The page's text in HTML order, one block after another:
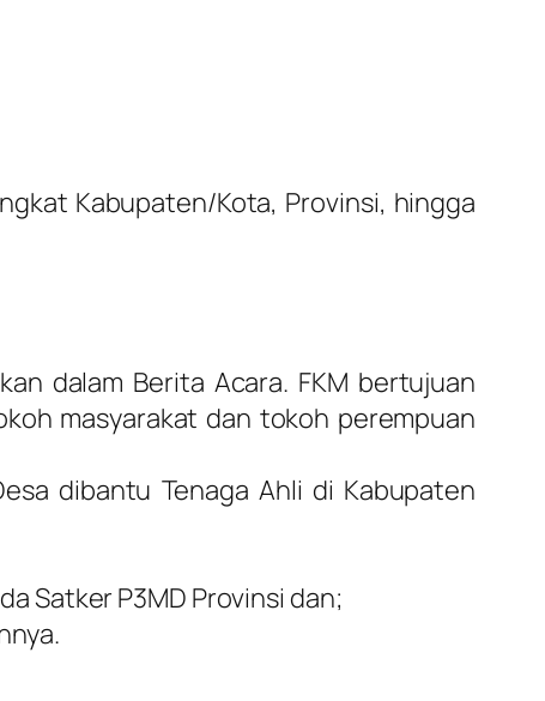
Kabupaten/Kota, Provinsi, hingga
dalam Berita Acara. FKM bertujuan
masyarakat dan tokoh perempuan
dibantu Tenaga Ahli di Kabupaten
Satker P3MD Provinsi dan;